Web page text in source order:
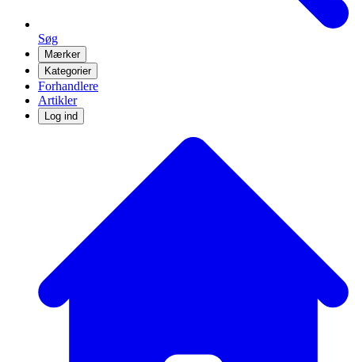
Søg
Mærker
Kategorier
Forhandlere
Artikler
Log ind